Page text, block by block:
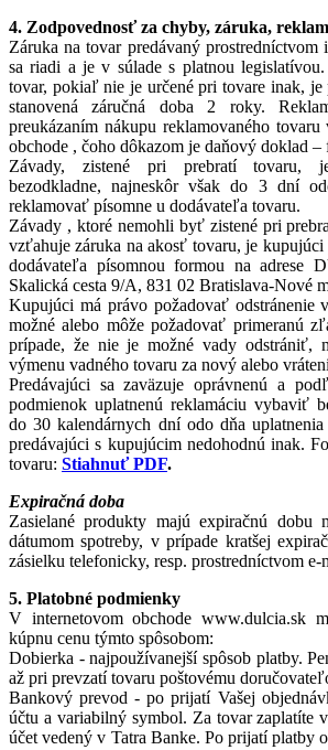
4. Zodpovednosť za chyby, záruka,
Záruka na tovar predávaný prostredníctvom
sa riadi a je v súlade s platnou
tovar, pokiaľ nie je určené pri tovare inak, je
stanovená záručná doba 2 roky.
preukázaním nákupu reklamovaného
obchode , čoho dôkazom je daňový doklad –
Závady, zistené pri prebratí tovaru,
bezodkladne, najneskôr však do 3 dní
reklamovať písomne u dodávateľa tovaru.
Závady , ktoré nemohli byť zistené pri
vzťahuje záruka na akosť tovaru, je
dodávateľa písomnou formou na adrese
Skalická cesta 9/A, 831 02 Bratislava-Nové
Kupujúci má právo požadovať odstránenie
možné alebo môže požadovať primeranú
prípade, že nie je možné vady odstrániť,
výmenu vadného tovaru za nový alebo
Predávajúci sa zaväzuje oprávnenú a
podmienok uplatnenú reklamáciu vybaviť
do 30 kalendárnych dní odo dňa
predávajúci s kupujúcim nedohodnú inak.
tovaru: Stiahnuť PDF.
Expiračná doba
Zasielané produkty majú expiračnú dobu
dátumom spotreby, v prípade kratšej
zásielku telefonicky, resp. prostredníctvom e-
5. Platobné podmienky
V internetovom obchode www.dulcia.sk
kúpnu cenu týmto spôsobom:
Dobierka - najpoužívanejší spôsob platby.
až pri prevzatí tovaru poštovému
Bankový prevod - po prijatí Vašej
účtu a variabilný symbol. Za tovar zaplatíte
účet vedený v Tatra Banke. Po prijatí platby